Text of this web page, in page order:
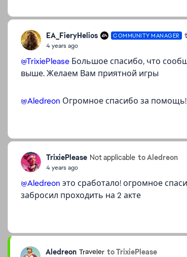
EA_FieryHelios COMMUNITY MANAGER
4 years ago
@TrixiePlease Большое спасибо, что
выше. Желаем Вам приятной игры
@Aledreon Огромное спасибо за
TrixiePlease Not applicable to Aledreon
4 years ago
@Aledreon это сработало! огромное
забросил проходить на 2 акте
Aledreon Traveler to TrixiePlease